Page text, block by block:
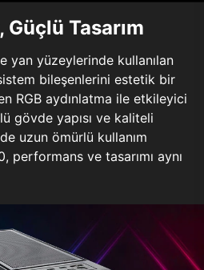
Güçlü Tasarım
yan yüzeylerinde kullanılan
bileşenlerini estetik bir
RGB aydınlatma ile etkileyici
gövde yapısı ve kaliteli
uzun ömürlü kullanım
performans ve tasarımı aynı